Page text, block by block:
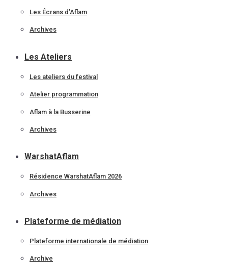
Les Écrans d’Aflam
Archives
Les Ateliers
Les ateliers du festival
Atelier programmation
Aflam à la Busserine
Archives
WarshatAflam
Résidence WarshatAflam 2026
Archives
Plateforme de médiation
Plateforme internationale de médiation
Archive